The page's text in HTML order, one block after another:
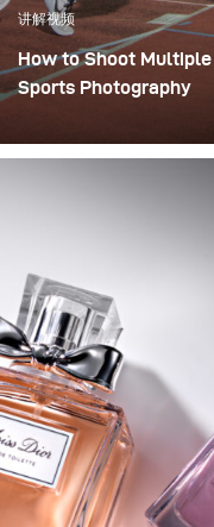
讲解视频
How to Shoot
Sports Photography